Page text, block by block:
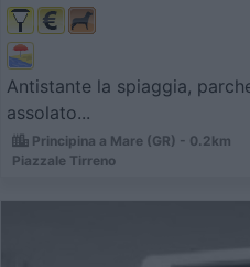
Antistante la spiaggia,
assolato...
Principina a Mare (GR) - 0.2km
Piazzale Tirreno